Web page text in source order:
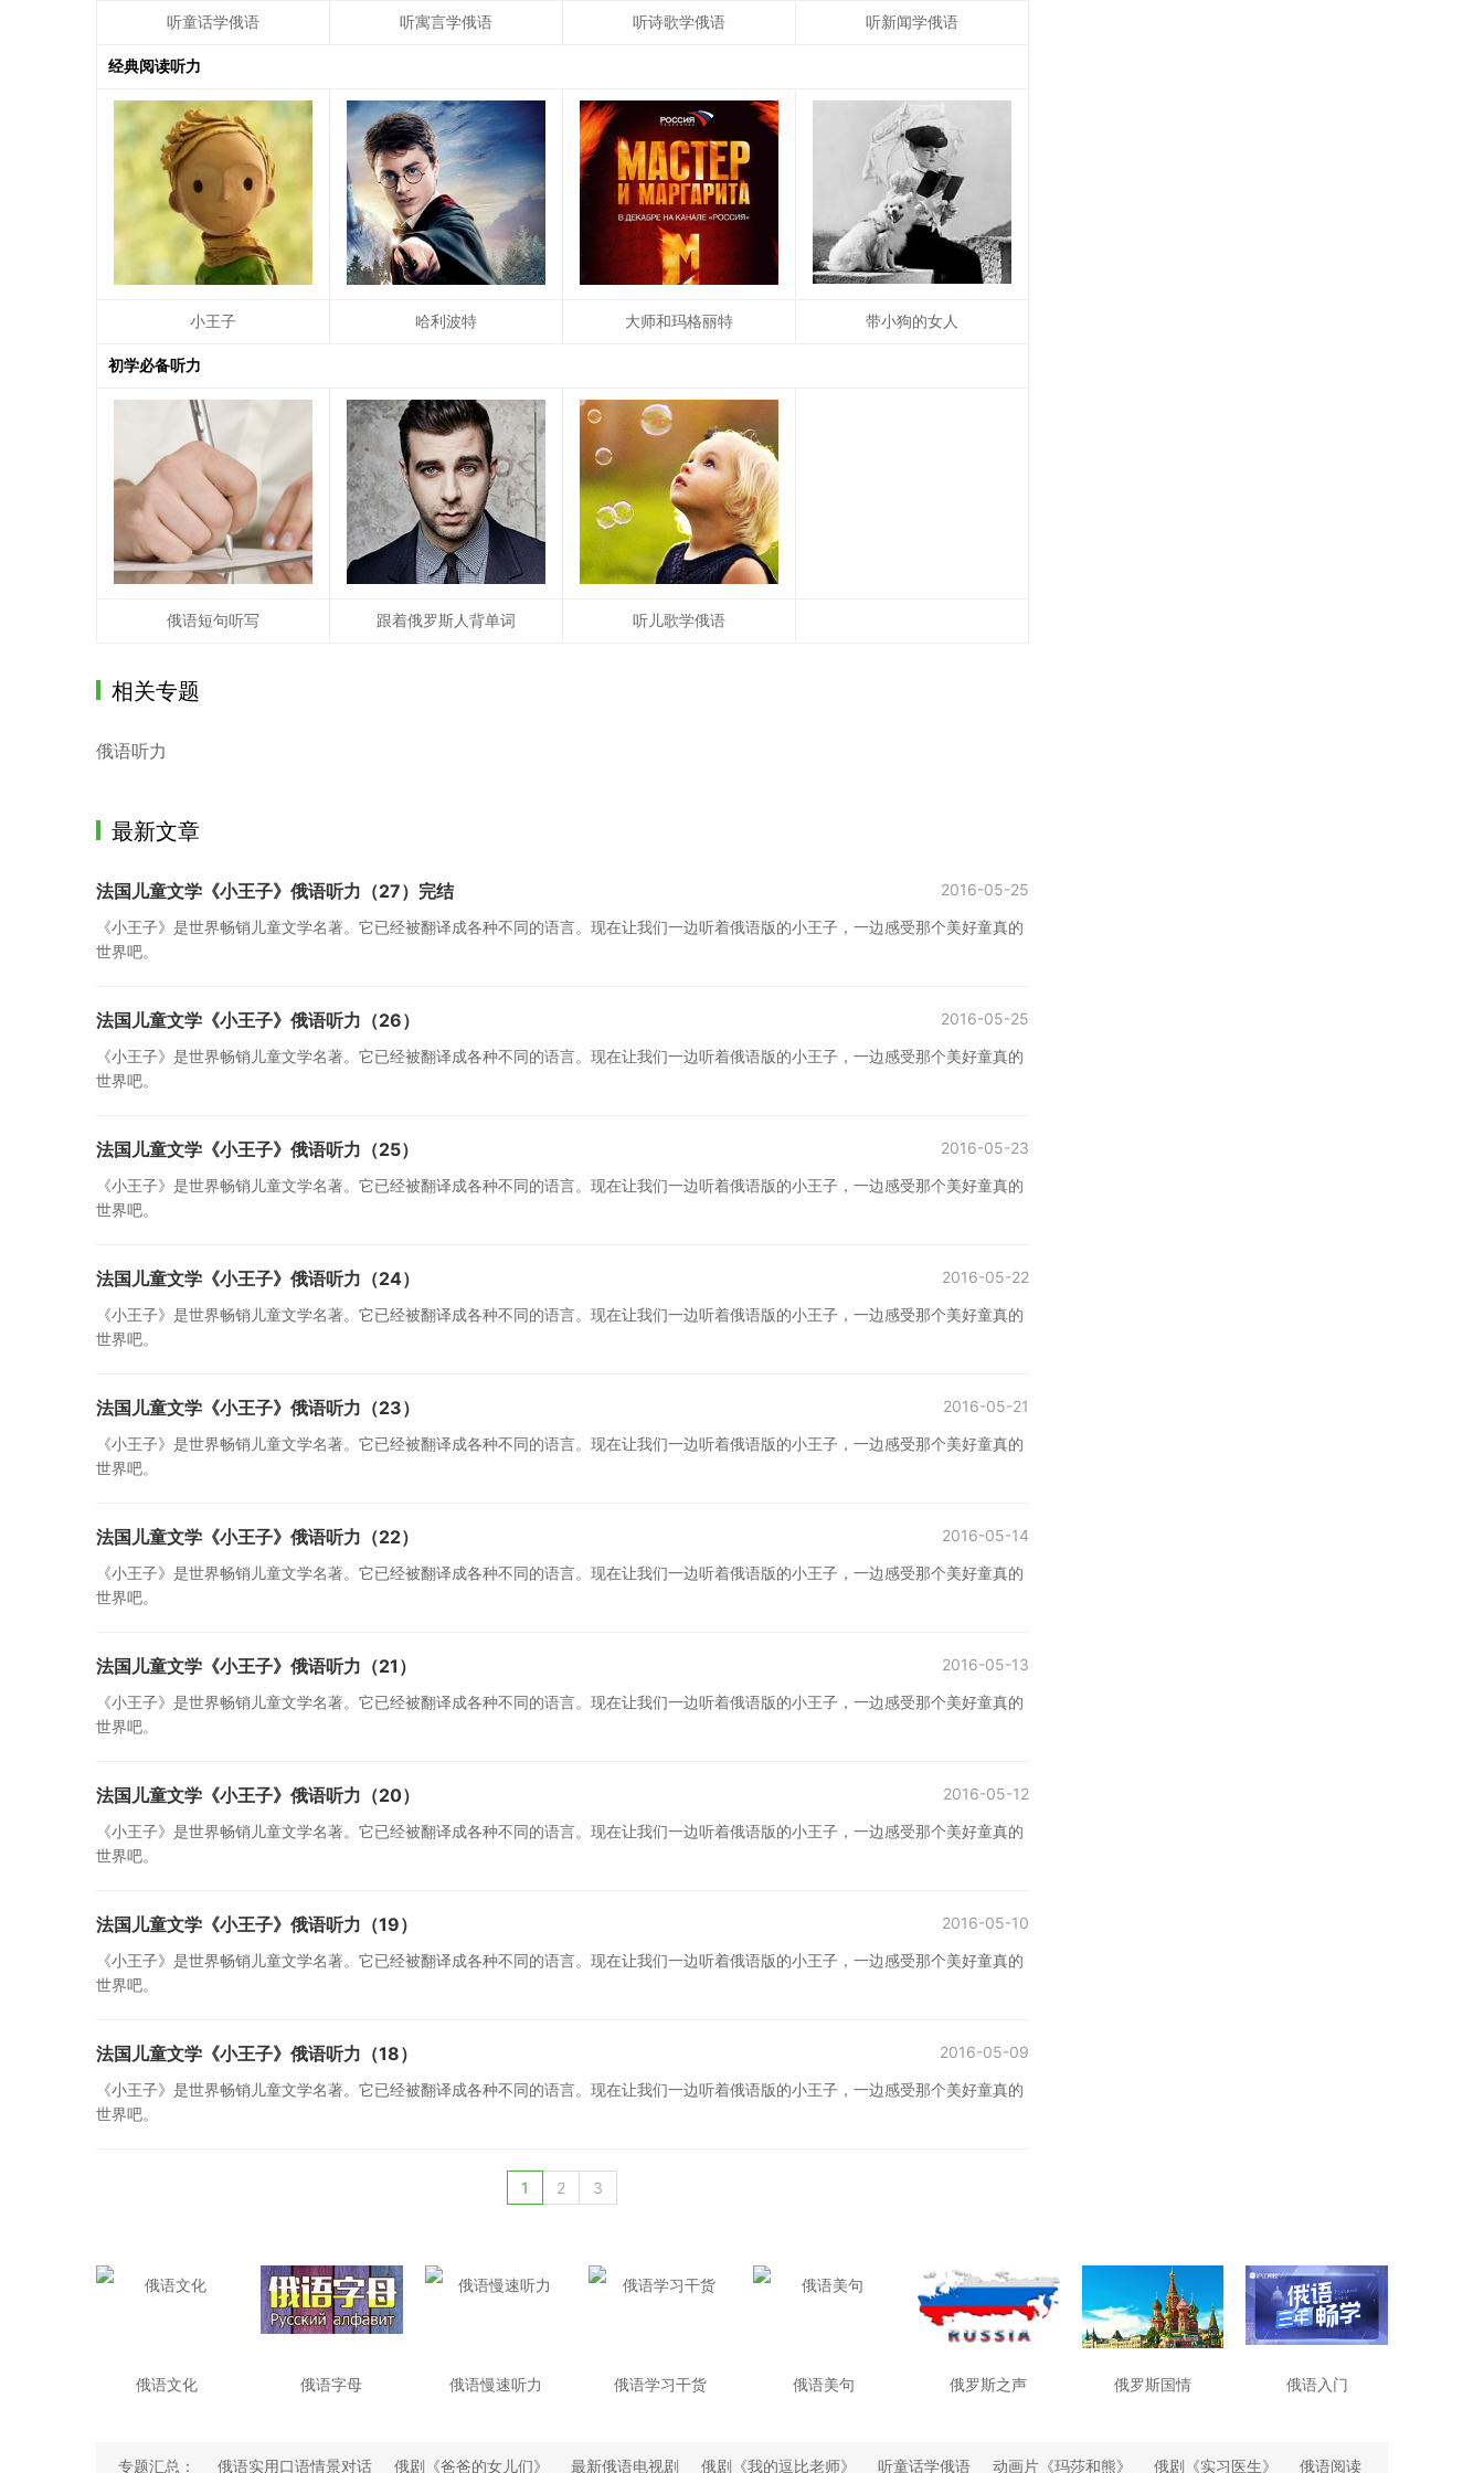
听童话学俄语 听寓言学俄语 听诗歌学俄语 听新闻学俄语
经典阅读听力
小王子 哈利波特 大师和玛格丽特 带小狗的女人
初学必备听力
俄语短句听写 跟着俄罗斯人背单词 听儿歌学俄语
相关专题
俄语听力
最新文章
法国儿童文学《小王子》俄语听力（27）完结
《小王子》是世界畅销儿童文学名著。它已经被翻译成各种不同的语言。现在让我们一边听着俄语版的小王子，一边感受那个美好童真的
世界吧。
2016-05-25
法国儿童文学《小王子》俄语听力（26）
《小王子》是世界畅销儿童文学名著。它已经被翻译成各种不同的语言。现在让我们一边听着俄语版的小王子，一边感受那个美好童真的
世界吧。
2016-05-25
法国儿童文学《小王子》俄语听力（25）
《小王子》是世界畅销儿童文学名著。它已经被翻译成各种不同的语言。现在让我们一边听着俄语版的小王子，一边感受那个美好童真的
世界吧。
2016-05-23
法国儿童文学《小王子》俄语听力（24）
《小王子》是世界畅销儿童文学名著。它已经被翻译成各种不同的语言。现在让我们一边听着俄语版的小王子，一边感受那个美好童真的
世界吧。
2016-05-22
法国儿童文学《小王子》俄语听力（23）
《小王子》是世界畅销儿童文学名著。它已经被翻译成各种不同的语言。现在让我们一边听着俄语版的小王子，一边感受那个美好童真的
世界吧。
2016-05-21
法国儿童文学《小王子》俄语听力（22）
《小王子》是世界畅销儿童文学名著。它已经被翻译成各种不同的语言。现在让我们一边听着俄语版的小王子，一边感受那个美好童真的
世界吧。
2016-05-14
法国儿童文学《小王子》俄语听力（21）
《小王子》是世界畅销儿童文学名著。它已经被翻译成各种不同的语言。现在让我们一边听着俄语版的小王子，一边感受那个美好童真的
世界吧。
2016-05-13
法国儿童文学《小王子》俄语听力（20）
《小王子》是世界畅销儿童文学名著。它已经被翻译成各种不同的语言。现在让我们一边听着俄语版的小王子，一边感受那个美好童真的
世界吧。
2016-05-12
法国儿童文学《小王子》俄语听力（19）
《小王子》是世界畅销儿童文学名著。它已经被翻译成各种不同的语言。现在让我们一边听着俄语版的小王子，一边感受那个美好童真的
世界吧。
2016-05-10
法国儿童文学《小王子》俄语听力（18）
《小王子》是世界畅销儿童文学名著。它已经被翻译成各种不同的语言。现在让我们一边听着俄语版的小王子，一边感受那个美好童真的
世界吧。
2016-05-09
1 2 3
俄语文化 俄语字母 俄语慢速听力 俄语学习干货 俄语美句 俄罗斯之声 俄罗斯国情 俄语入门
专题汇总： 俄语实用口语情景对话 俄剧《爸爸的女儿们》 最新俄语电视剧 俄剧《我的逗比老师》 听童话学俄语 动画片《玛莎和熊》 俄剧《实习医生》 俄语阅读